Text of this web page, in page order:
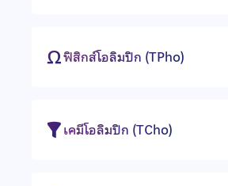
ฟิสิกส์โอลิมปิก (TPho)
เคมีโอลิมปิก (TCho)